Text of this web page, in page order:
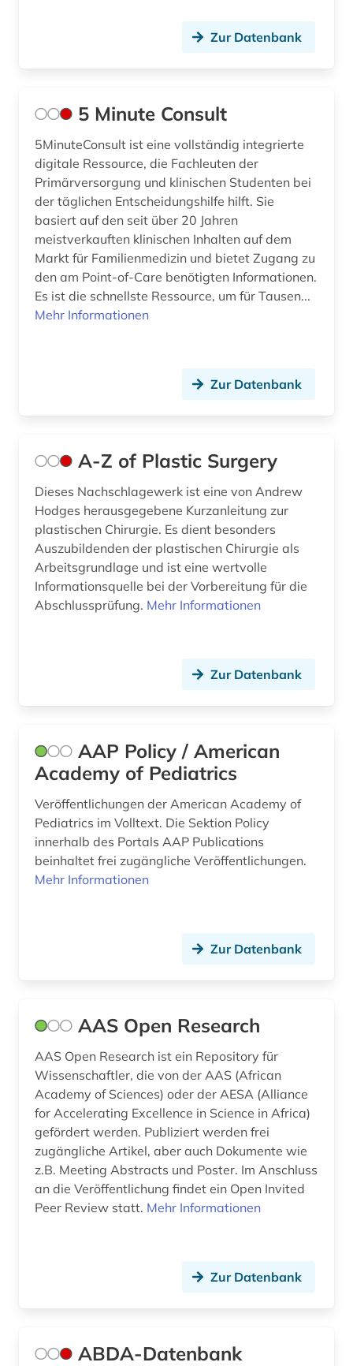
arzt (1)
astronomy and astrophysics (1)
astrophysik (1)
atlas (13)
audiologie (1)
audiovisuelle medien (2)
aufsatzsammlung (1)
auge (1)
augenchirurgie (1)
augenheilkunde (2)
ausbildung (3)
bat-wert (4)
bautechnik (1)
beeinträchtigung (1)
behandlung (1)
behinderung (4)
berufe im gesundheitswesen (1)
berufskrankheit (1)
beschränkung (1)
beschäftigungstherapie (1)
bestimmungsbuch (1)
betriebsschutz (1)
bewegungsverhalten (1)
Zur Datenbank
5 Minute Consult
5MinuteConsult ist eine vollständig integrierte
digitale Ressource, die Fachleuten der
Primärversorgung und klinischen Studenten bei
der täglichen Entscheidungshilfe hilft. Sie
basiert auf den seit über 20 Jahren
meistverkauften klinischen Inhalten auf dem
Markt für Familienmedizin und bietet Zugang zu
den am Point-of-Care benötigten Informationen.
Es ist die schnellste Ressource, um für Tausen...
Mehr Informationen
Zur Datenbank
A-Z of Plastic Surgery
Dieses Nachschlagewerk ist eine von Andrew
Hodges herausgegebene Kurzanleitung zur
plastischen Chirurgie. Es dient besonders
Auszubildenden der plastischen Chirurgie als
Arbeitsgrundlage und ist eine wertvolle
Informationsquelle bei der Vorbereitung für die
Abschlussprüfung. Mehr Informationen
Zur Datenbank
AAP Policy / American
Academy of Pediatrics
Veröffentlichungen der American Academy of
Pediatrics im Volltext. Die Sektion Policy
innerhalb des Portals AAP Publications
beinhaltet frei zugängliche Veröffentlichungen.
Mehr Informationen
Zur Datenbank
AAS Open Research
AAS Open Research ist ein Repository für
Wissenschaftler, die von der AAS (African
Academy of Sciences) oder der AESA (Alliance
for Accelerating Excellence in Science in Africa)
gefördert werden. Publiziert werden frei
zugängliche Artikel, aber auch Dokumente wie
z.B. Meeting Abstracts und Poster. Im Anschluss
an die Veröffentlichung findet ein Open Invited
Peer Review statt. Mehr Informationen
Zur Datenbank
ABDA-Datenbank